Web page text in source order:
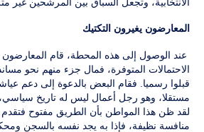
المعارضون يغيرون التكتيك
عند الوصول إلى هذه المحطة، قام
الاحتمالات المتوفرة، فمال جزء منهم نحو
قبلوا رسميا. فقام البعض بالدعوة إلى دعم
مستقلا، وهو رجل أعمال ليس له تاريخ سياسي،
لقد ظن هذا المواطن بأن الطريق مفتوح
منافسة نظيفة، فإذا به يجد نفسه بالسجن